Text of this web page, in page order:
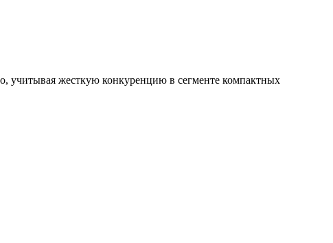
учитывая жесткую конкуренцию в сегменте компактных